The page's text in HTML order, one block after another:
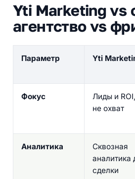
Yti Marketing vs
агентство vs
Параметр Yti
Фокус
Лиды и
не охват
Аналитика
Сквозная
аналитика
сделки